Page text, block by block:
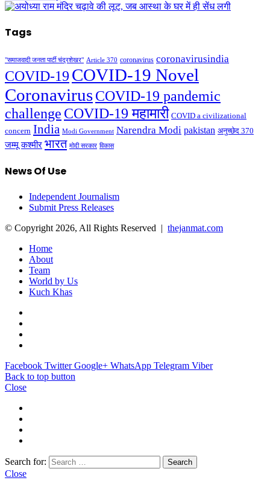
Tags
"समाजवादी जनता पार्टी चंद्रशेखर" Article 370 coronavirus coronavirusindia
COVID-19 COVID-19 Novel
CoronavirusCOVID-19 pandemic
challenge COVID-19 महामारी COVID a civilizational
concern India Modi Government Narendra Modi pakistan अनुच्छेद 370
जम्मू कश्मीर भारत मोदी सरकार विकास
News Of Use
Independent Journalism
Submit Press Releases
© Copyright 2026, All Rights Reserved | thejanmat.com
Home
About
Team
World by Us
Kuch Khas
Facebook Twitter Google+ WhatsApp Telegram Viber
Back to top button
Close
Search for:
Close